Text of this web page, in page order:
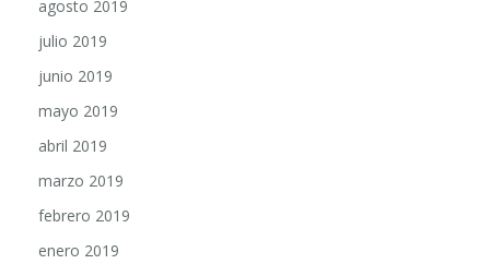
julio 2019
junio 2019
mayo 2019
abril 2019
marzo 2019
febrero 2019
enero 2019
diciembre 2018